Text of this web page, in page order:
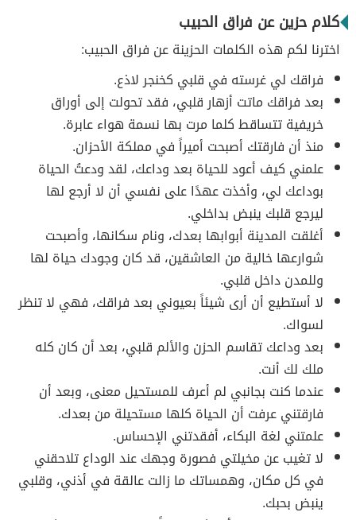
كلام حزين عن فراق الحبيب
اخترنا لكم هذه الكلمات الحزينة عن فراق الحبيب:
فراقك لي غرسته في قلبي كخنجر لاذع.
بعد فراقك ماتت أزهار قلبي، فقد تحولت إلى أوراق
خريفية تتساقط كلما مرت بها نسمة هواء عابرة.
منذ أن فارقتك أصبحت أميراً في مملكة الأحزان.
علمني كيف أعود للحياة بعد وداعك، لقد ودعتُ الحياة
بوداعك لي، وأخذت عهدًا على نفسي أن لا أرجع لها
ليرجع قلبك ينبض بداخلي.
أغلقت المدينة أبوابها بعدك، ونام سكانها، وأصبحت
شوارعها خالية من العاشقين، قد كان وجودك حياة لها
وللمدن داخل قلبي.
لا أستطيع أن أرى شيئاً بعيوني بعد فراقك، فهي لا تنظر
لسواك.
بعد وداعك تقاسم الحزن والألم قلبي، بعد أن كان كله
ملك لك أنت.
عندما كنت بجانبي لم أعرف للمستحيل معنى، وبعد أن
فارقتني عرفت أن الحياة كلها مستحيلة من بعدك.
علمتني لغة البكاء، أفقدتني الإحساس.
لا تغيب عن مخيلتي فصورة وجهك عند الوداع تلاحقني
في كل مكان، وهمساتك ما زالت عالقة في أذني، وقلبي
ينبض بحبك.